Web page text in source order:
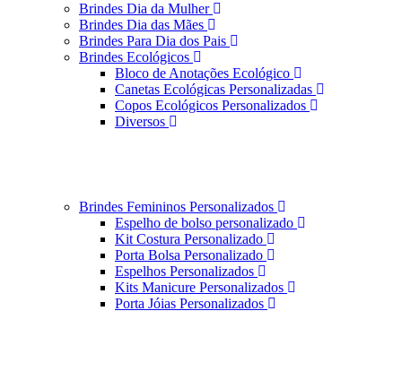
Brindes Dia da Mulher
Brindes Dia das Mães
Brindes Para Dia dos Pais
Brindes Ecológicos
Bloco de Anotações Ecológico
Canetas Ecológicas Personalizadas
Copos Ecológicos Personalizados
Diversos
Brindes Femininos Personalizados
Espelho de bolso personalizado
Kit Costura Personalizado
Porta Bolsa Personalizado
Espelhos Personalizados
Kits Manicure Personalizados
Porta Jóias Personalizados